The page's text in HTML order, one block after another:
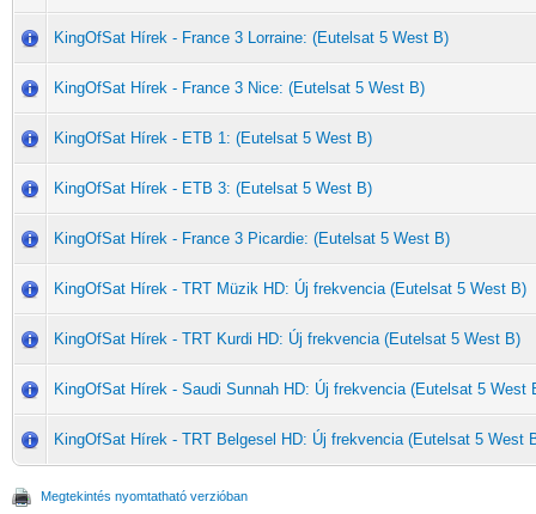
KingOfSat Hírek - France 3 Lorraine: (Eutelsat 5 West B)
KingOfSat Hírek - France 3 Nice: (Eutelsat 5 West B)
KingOfSat Hírek - ETB 1: (Eutelsat 5 West B)
KingOfSat Hírek - ETB 3: (Eutelsat 5 West B)
KingOfSat Hírek - France 3 Picardie: (Eutelsat 5 West B)
KingOfSat Hírek - TRT Müzik HD: Új frekvencia (Eutelsat 5 West B)
KingOfSat Hírek - TRT Kurdi HD: Új frekvencia (Eutelsat 5 West B)
KingOfSat Hírek - Saudi Sunnah HD: Új frekvencia (Eutelsat 5 West
KingOfSat Hírek - TRT Belgesel HD: Új frekvencia (Eutelsat 5 West
Megtekintés nyomtatható verzióban